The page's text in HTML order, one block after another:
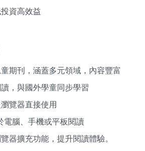
資高效益
期刊，涵蓋多元領域，內容豐富
，與國外學童同步學習
覽器直接使用
電腦、手機或平板閱讀
器擴充功能，提升閱讀體驗。